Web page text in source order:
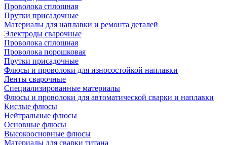
Проволока сплошная
Прутки присадочные
Материалы для наплавки и ремонта деталей
Электроды сварочные
Проволока сплошная
Проволока порошковая
Прутки присадочные
Флюсы и проволоки для износостойкой наплавки
Ленты сварочные
Специализированные материалы
Флюсы и проволоки для автоматической сварки и наплавки
Кислые флюсы
Нейтральные флюсы
Основные флюсы
Высокоосновные флюсы
Материалы для сварки титана